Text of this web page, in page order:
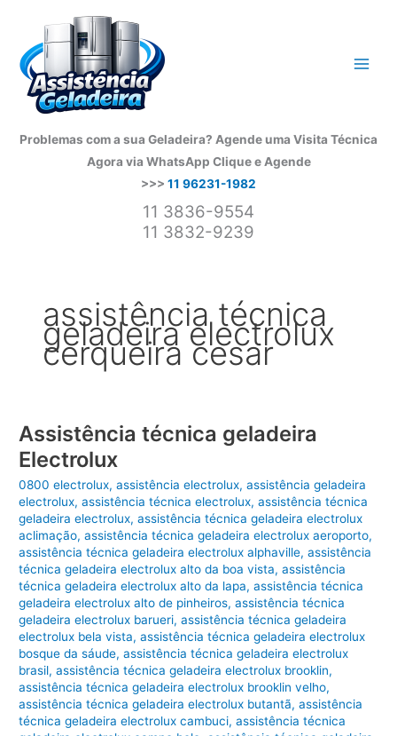
conteúdo
Problemas com a sua Geladeira? Agende uma Visita Técnica
Agora via WhatsApp Clique e Agende
>>> 11 96231-1982
11 3836-9554
11 3832-9239
assistência técnica
geladeira electrolux
cerqueira cesar
Assistência técnica geladeira
Electrolux
0800 electrolux,assistência electrolux,assistência geladeira
electrolux,assistência técnica electrolux,assistência técnica
geladeira electrolux,assistência técnica geladeira electrolux
aclimação,assistência técnica geladeira electrolux aeroporto,
assistência técnica geladeira electrolux alphaville,assistência
técnica geladeira electrolux alto da boa vista,assistência
técnica geladeira electrolux alto da lapa,assistência técnica
geladeira electrolux alto de pinheiros,assistência técnica
geladeira electrolux barueri,assistência técnica geladeira
electrolux bela vista,assistência técnica geladeira electrolux
bosque da sáude,assistência técnica geladeira electrolux
brasil,assistência técnica geladeira electrolux brooklin,
assistência técnica geladeira electrolux brooklin velho,
assistência técnica geladeira electrolux butantã,assistência
técnica geladeira electrolux cambuci,assistência técnica